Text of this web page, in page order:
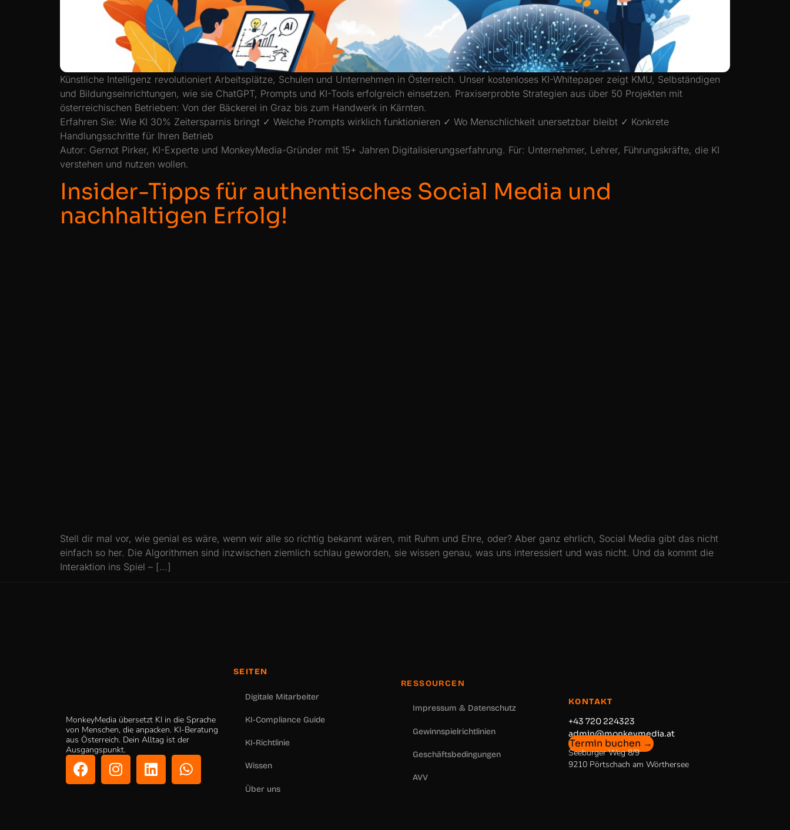
Künstliche Intelligenz revolutioniert Arbeitsplätze, Schulen und Unternehmen in Österreich. Unser kostenloses KI-Whitepaper zeigt KMU, Selbständigen
und Bildungseinrichtungen, wie sie ChatGPT, Prompts und KI-Tools erfolgreich einsetzen. Praxiserprobte Strategien aus über 50 Projekten mit
österreichischen Betrieben: Von der Bäckerei in Graz bis zum Handwerk in Kärnten.
Erfahren Sie: Wie KI 30% Zeitersparnis bringt ✓ Welche Prompts wirklich funktionieren ✓ Wo Menschlichkeit unersetzbar bleibt ✓ Konkrete
Handlungsschritte für Ihren Betrieb
Autor: Gernot Pirker, KI-Experte und MonkeyMedia-Gründer mit 15+ Jahren Digitalisierungserfahrung. Für: Unternehmer, Lehrer, Führungskräfte, die KI
verstehen und nutzen wollen.
Insider-Tipps für authentisches Social Media und
nachhaltigen Erfolg!
Stell dir mal vor, wie genial es wäre, wenn wir alle so richtig bekannt wären, mit Ruhm und Ehre, oder? Aber ganz ehrlich, Social Media gibt das nicht
einfach so her. Die Algorithmen sind inzwischen ziemlich schlau geworden, sie wissen genau, was uns interessiert und was nicht. Und da kommt die
Interaktion ins Spiel – […]
MonkeyMedia übersetzt KI in die Sprache
von Menschen, die anpacken. KI-Beratung
aus Österreich. Dein Alltag ist der
Ausgangspunkt.
SEITEN
Digitale Mitarbeiter
KI-Compliance Guide
KI-Richtlinie
Wissen
Über uns
RESSOURCEN
Impressum & Datenschutz
Gewinnspielrichtlinien
Geschäftsbedingungen
AVV
KONTAKT
+43 720 224323
admin@monkeymedia.at
Termin buchen →
Seeburger Weg 8/9
9210 Pörtschach am Wörthersee